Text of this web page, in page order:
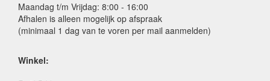
Maandag t/m Vrijdag: 8:00 - 16:00
Afhalen is alleen mogelijk op afspraak
(minimaal 1 dag van te voren per mail aanmelden)
Winkel: